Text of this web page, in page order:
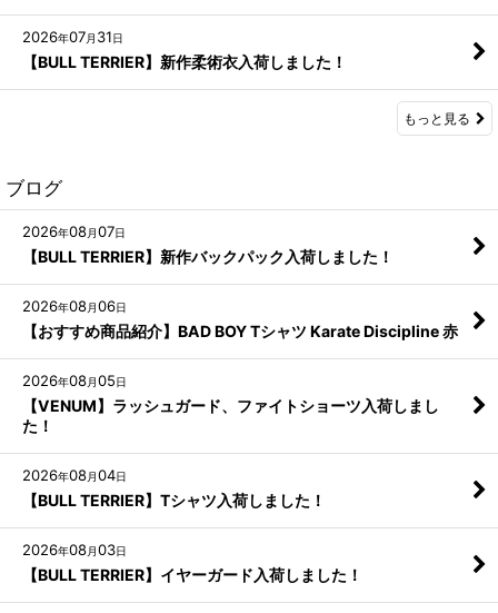
2026年07月 31日
【BULL TERRIER】新作柔術衣入荷しました！
もっと見る
ブログ
2026年08月07日
【BULL TERRIER】新作バックパック入荷しました！
2026年08月06日
【おすすめ商品紹介】BAD BOY Tシャツ Karate Discipline 赤
2026年08月05日
【VENUM】ラッシュガード、ファイトショーツ入荷しまし
た！
2026年08月04日
【BULL TERRIER】Tシャツ入荷しました！
2026年08月03日
【BULL TERRIER】イヤーガード入荷しました！